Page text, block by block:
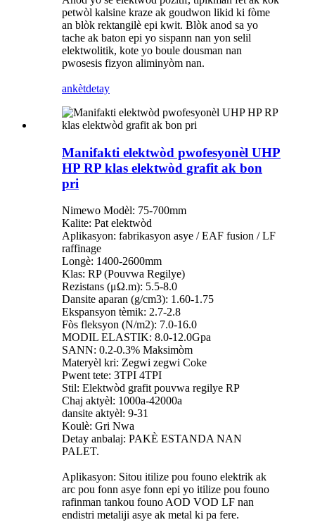
petwòl kalsine kraze ak goudwon ​​likid ki fòme
an blòk rektangilè epi kwit. Blòk anod sa yo
tache ak baton epi yo sispann nan yon selil
elektwolitik, kote yo boule dousman nan
pwosesis fizyon aliminyòm nan.
ankètdetay
Manifakti elektwòd pwofesyonèl UHP
HP RP klas elektwòd grafit ak bon
pri
Nimewo Modèl: 75-700mm
Kalite: Pat elektwòd
Aplikasyon: fabrikasyon asye / EAF fusion / LF
raffinage
Longè: 1400-2600mm
Klas: RP (Pouvwa Regilye)
Rezistans (μΩ.m): 5.5-8.0
Dansite aparan (g/cm3): 1.60-1.75
Ekspansyon tèmik: 2.7-2.8
Fòs fleksyon (N/m2): 7.0-16.0
MODIL ELASTIK: 8.0-12.0Gpa
SANN: 0.2-0.3% Maksimòm
Materyèl kri: Zegwi zegwi Coke
Pwent tete: 3TPI 4TPI
Stil: Elektwòd grafit pouvwa regilye RP
Chaj aktyèl: 1000a-42000a
dansite aktyèl: 9-31
Koulè: Gri Nwa
Detay anbalaj: PAKÈ ESTANDA NAN
PALET.
Aplikasyon: Sitou itilize pou founo elektrik ak
arc pou fonn asye fonn epi yo itilize pou founo
rafinman tankou founo AOD VOD LF nan
endistri metaliji asye ak metal ki pa fere.